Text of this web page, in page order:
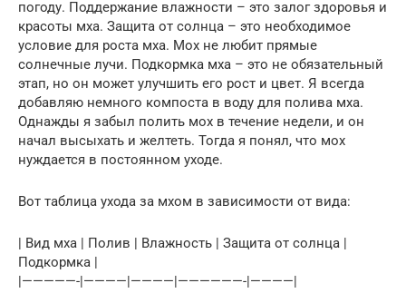
погоду. Поддержание влажности – это залог здоровья и
красоты мха. Защита от солнца – это необходимое
условие для роста мха. Мох не любит прямые
солнечные лучи. Подкормка мха – это не обязательный
этап, но он может улучшить его рост и цвет. Я всегда
добавляю немного компоста в воду для полива мха.
Однажды я забыл полить мох в течение недели, и он
начал высыхать и желтеть. Тогда я понял, что мох
нуждается в постоянном уходе.
Вот таблица ухода за мхом в зависимости от вида:
| Вид мха | Полив | Влажность | Защита от солнца |
Подкормка |
|—————-|————|————|——————-|————|